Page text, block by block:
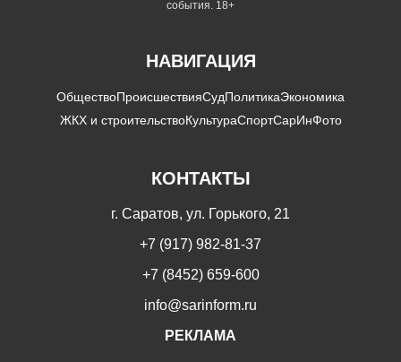
события. 18+
НАВИГАЦИЯ
ОбществоПроисшествияСудПолитикаЭкономика
ЖКХ и строительствоКультураСпортСарИнФото
КОНТАКТЫ
г. Саратов, ул. Горького, 21
+7 (917) 982-81-37
+7 (8452) 659-600
info@sarinform.ru
РЕКЛАМА